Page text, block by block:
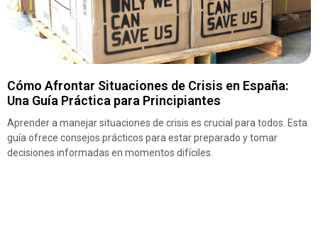
Cómo Afrontar Situaciones de Crisis en España:
Una Guía Práctica para Principiantes
Aprender a manejar situaciones de crisis es crucial para todos. Esta
guía ofrece consejos prácticos para estar preparado y tomar
decisiones informadas en momentos difíciles.